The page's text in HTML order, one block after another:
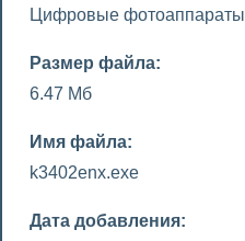
Цифровые фотоаппараты
Размер файла:
6.47 Мб
Имя файла:
k3402enx.exe
Дата добавления: